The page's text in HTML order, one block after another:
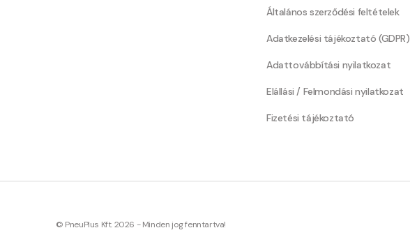
Általános szerződési feltételek
Adatkezelési tájékoztató (GDPR)
Adattovábbítási nyilatkozat
Elállási / Felmondási nyilatkozat
Fizetési tájékoztató
© PneuPlus Kft. 2026 - Minden jog fenntartva!